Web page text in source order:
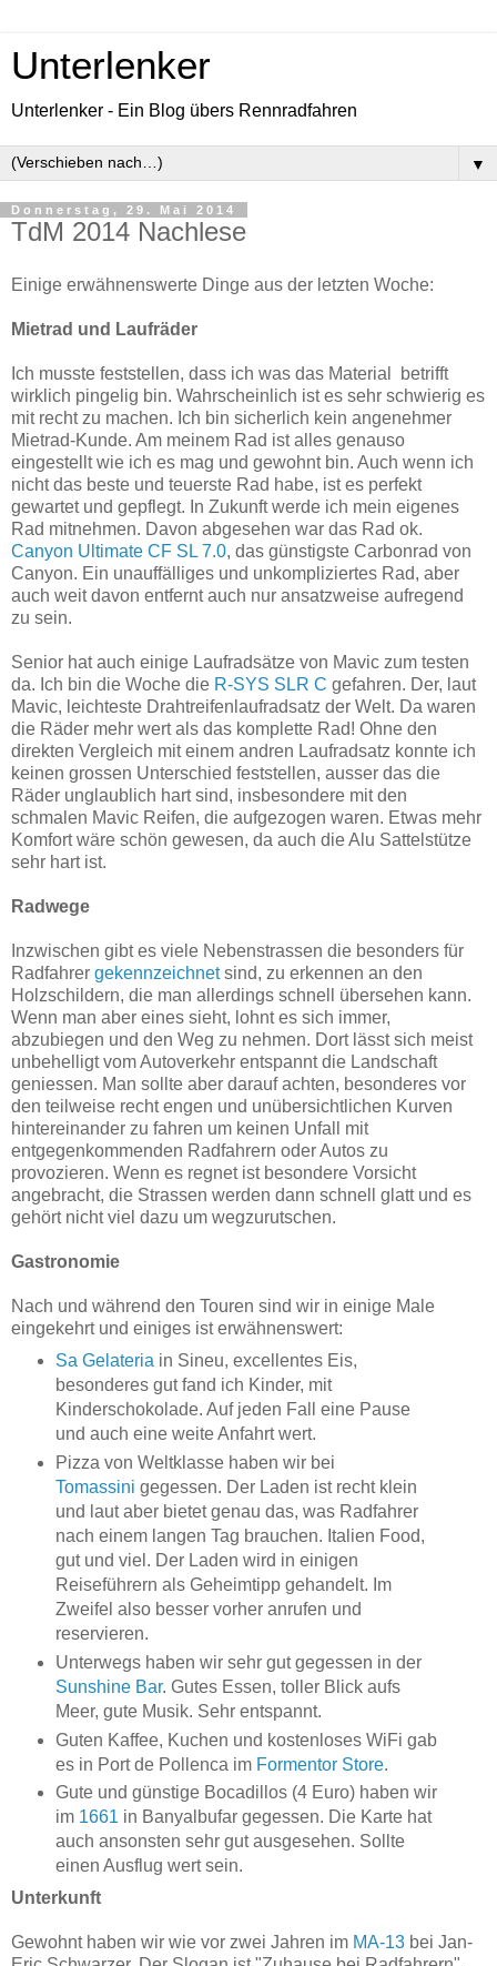
Unterlenker
Unterlenker - Ein Blog übers Rennradfahren
▼
Donnerstag, 29. Mai 2014
TdM 2014 Nachlese
Einige erwähnenswerte Dinge aus der letzten Woche:
Mietrad und Laufräder
Ich musste feststellen, dass ich was das Material betrifft
wirklich pingelig bin. Wahrscheinlich ist es sehr schwierig es
mit recht zu machen. Ich bin sicherlich kein angenehmer
Mietrad-Kunde. Am meinem Rad ist alles genauso
eingestellt wie ich es mag und gewohnt bin. Auch wenn ich
nicht das beste und teuerste Rad habe, ist es perfekt
gewartet und gepflegt. In Zukunft werde ich mein eigenes
Rad mitnehmen. Davon abgesehen war das Rad ok.
Canyon Ultimate CF SL 7.0, das günstigste Carbonrad von
Canyon. Ein unauffälliges und unkompliziertes Rad, aber
auch weit davon entfernt auch nur ansatzweise aufregend
zu sein.
Senior hat auch einige Laufradsätze von Mavic zum testen
da. Ich bin die Woche die R-SYS SLR C gefahren. Der, laut
Mavic, leichteste Drahtreifenlaufradsatz der Welt. Da waren
die Räder mehr wert als das komplette Rad! Ohne den
direkten Vergleich mit einem andren Laufradsatz konnte ich
keinen grossen Unterschied feststellen, ausser das die
Räder unglaublich hart sind, insbesondere mit den
schmalen Mavic Reifen, die aufgezogen waren. Etwas mehr
Komfort wäre schön gewesen, da auch die Alu Sattelstütze
sehr hart ist.
Radwege
Inzwischen gibt es viele Nebenstrassen die besonders für
Radfahrer gekennzeichnetsind, zu erkennen an den
Holzschildern, die man allerdings schnell übersehen kann.
Wenn man aber eines sieht, lohnt es sich immer,
abzubiegen und den Weg zu nehmen. Dort lässt sich meist
unbehelligt vom Autoverkehr entspannt die Landschaft
geniessen. Man sollte aber darauf achten, besonderes vor
den teilweise recht engen und unübersichtlichen Kurven
hintereinander zu fahren um keinen Unfall mit
entgegenkommenden Radfahrern oder Autos zu
provozieren. Wenn es regnet ist besondere Vorsicht
angebracht, die Strassen werden dann schnell glatt und es
gehört nicht viel dazu um wegzurutschen.
Gastronomie
Nach und während den Touren sind wir in einige Male
eingekehrt und einiges ist erwähnenswert:
Sa Gelateria in Sineu, excellentes Eis,
besonderes gut fand ich Kinder, mit
Kinderschokolade. Auf jeden Fall eine Pause
und auch eine weite Anfahrt wert.
Pizza von Weltklasse haben wir bei
Tomassini gegessen. Der Laden ist recht klein
und laut aber bietet genau das, was Radfahrer
nach einem langen Tag brauchen. Italien Food,
gut und viel. Der Laden wird in einigen
Reiseführern als Geheimtipp gehandelt. Im
Zweifel also besser vorher anrufen und
reservieren.
Unterwegs haben wir sehr gut gegessen in der
Sunshine Bar. Gutes Essen, toller Blick aufs
Meer, gute Musik. Sehr entspannt.
Guten Kaffee, Kuchen und kostenloses WiFi gab
es in Port de Pollenca im Formentor Store.
Gute und günstige Bocadillos (4 Euro) haben wir
im 1661in Banyalbufar gegessen. Die Karte hat
auch ansonsten sehr gut ausgesehen. Sollte
einen Ausflug wert sein.
Unterkunft
Gewohnt haben wir wie vor zwei Jahren im MA-13 bei Jan-